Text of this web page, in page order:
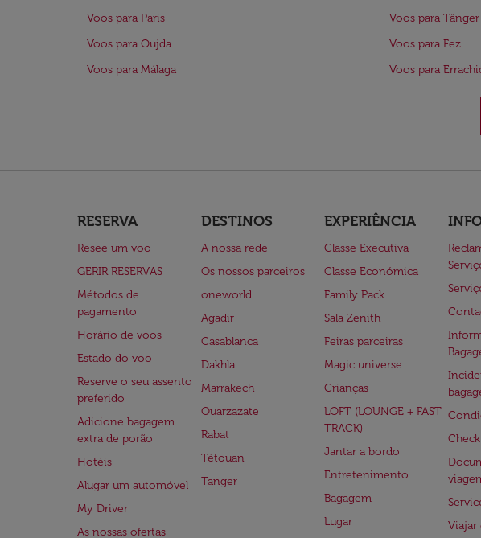
Voos para Paris
Voos para Tânger
Voos para Oujda
Voos para Fez
Voos para Málaga
Voos para
RESERVA
Resee um voo
GERIR RESERVAS
Métodos de
pagamento
Horário de voos
Estado do voo
Reserve o seu assento
preferido
Adicione bagagem
extra de porão
Hotéis
Alugar um automóvel
My Driver
As nossas ofertas
DESTINOS
A nossa rede
Os nossos parceiros
oneworld
Agadir
Casablanca
Dakhla
Marrakech
Ouarzazate
Rabat
Tétouan
Tanger
EXPERIÊNCIA
Classe Executiva
Classe Económica
Family Pack
Sala Zenith
Feiras parceiras
Magic universe
Crianças
LOFT (LOUNGE + FAST
TRACK)
Jantar a bordo
Entretenimento
Bagagem
Lugar
Viajar